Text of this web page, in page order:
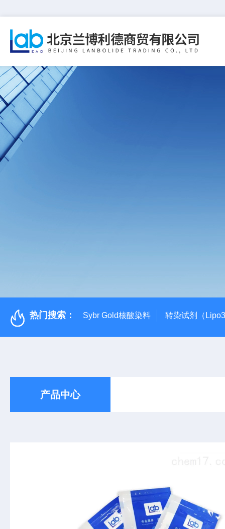
热门搜索： Sybr Gold核酸染料 转染试剂（
产品中心